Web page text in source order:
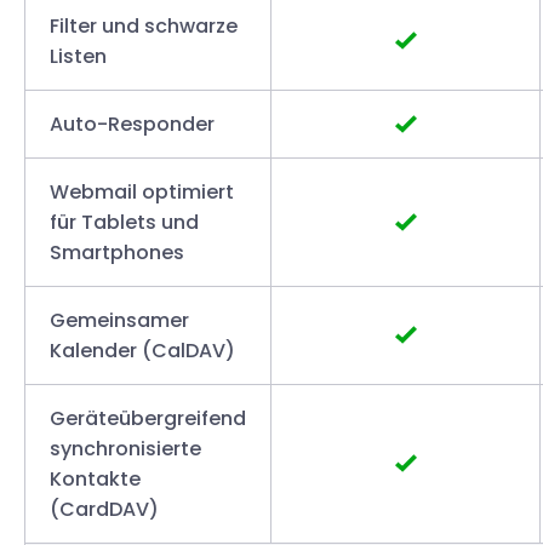
Filter und schwarze
Listen
Auto-Responder
Webmail optimiert
für Tablets und
Smartphones
Gemeinsamer
Kalender (CalDAV)
Geräteübergreifend
synchronisierte
Kontakte
(CardDAV)